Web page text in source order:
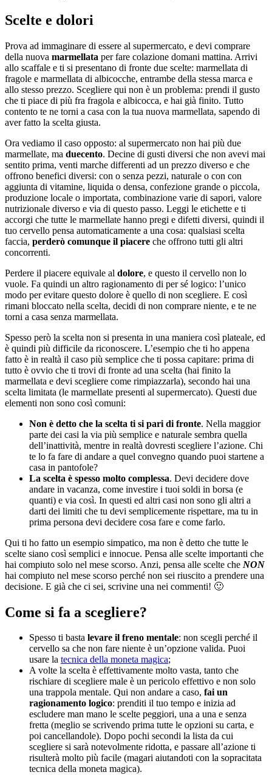
Scelte e dolori
Prova ad immaginare di essere al supermercato, e devi comprare
della nuova marmellata per fare colazione domani mattina. Arrivi
allo scaffale e ti si presentano di fronte due scelte: marmellata di
fragole e marmellata di albicocche, entrambe della stessa marca e
allo stesso prezzo. Scegliere qui non è un problema: prendi il gusto
che ti piace di più fra fragola e albicocca, e hai già finito. Tutto
contento te ne torni a casa con la tua nuova marmellata, sapendo di
aver fatto la scelta giusta.
Ora vediamo il caso opposto: al supermercato non hai più due
marmellate, ma duecento. Decine di gusti diversi che non avevi mai
sentito prima, venti marche differenti ad un prezzo diverso e che
offrono benefici diversi: con o senza pezzi, naturale o con con
aggiunta di vitamine, liquida o densa, confezione grande o piccola,
produzione locale o importata, combinazione varie di sapori, valore
nutrizionale diverso e via di questo passo. Leggi le etichette e ti
accorgi che tutte le marmellate hanno pregi e difetti diversi, quindi il
tuo cervello pensa automaticamente a una cosa: qualsiasi scelta
faccia, perderò comunque il piacere che offrono tutti gli altri
concorrenti.
Perdere il piacere equivale al dolore, e questo il cervello non lo
vuole. Fa quindi un altro ragionamento di per sé logico: l’unico
modo per evitare questo dolore è quello di non scegliere. E così
rimani bloccato nella scelta, decidi di non comprare niente, e te ne
torni a casa senza marmellata.
Spesso però la scelta non si presenta in una maniera così plateale, ed
è quindi più difficile da riconoscere. L’esempio che ti ho appena
fatto è in realtà il caso più semplice che ti possa capitare: prima di
tutto è ovvio che ti trovi di fronte ad una scelta (hai finito la
marmellata e devi scegliere come rimpiazzarla), secondo hai una
scelta limitata (le marmellate presenti al supermercato). Questi due
elementi non sono così comuni:
Non è detto che la scelta ti si pari di fronte. Nella maggior
parte dei casi la via più semplice e naturale sembra quella
dell’inattività, mentre in realtà dovresti scegliere l’azione. Chi
te lo fa fare di andare a quel convegno quando puoi startene a
casa in pantofole?
La scelta è spesso molto complessa. Devi decidere dove
andare in vacanza, come investire i tuoi soldi in borsa (e
quanti) e via così. In questi ed altri casi non sono gli altri a
darti dei limiti che tu devi semplicemente rispettare, ma tu in
prima persona devi decidere cosa fare e come farlo.
Qui ti ho fatto un esempio simpatico, ma non è detto che tutte le
scelte siano così semplici e innocue. Pensa alle scelte importanti che
hai compiuto solo nel mese scorso. Anzi, pensa alle scelte che NON
hai compiuto nel mese scorso perché non sei riuscito a prendere una
decisione. E già che ci sei, scrivine una nei commenti! 🙂
Come si fa a scegliere?
Spesso ti basta levare il freno mentale: non scegli perché il
cervello sa che non fare niente è un’opzione valida. Puoi
usare la tecnica della moneta magica;
A volte la scelta è effettivamente molto vasta, tanto che
rischiare di scegliere male è un pericolo effettivo e non solo
una trappola mentale. Qui non andare a caso, fai un
ragionamento logico: prenditi il tuo tempo e inizia ad
escludere man mano le scelte peggiori, una a una e senza
fretta (meglio se scrivendo prima tutte le opzioni su carta, e
poi cancellandole). Dopo pochi secondi la lista da cui
scegliere si sarà notevolmente ridotta, e passare all’azione ti
risulterà molto più facile (magari aiutandoti con la sopracitata
tecnica della moneta magica).